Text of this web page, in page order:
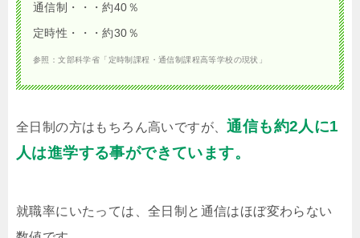
通信制・・・約40％
定時性・・・約30％
参照：文部科学省「定時制課程・通信制課程高等学校の現状」
全日制の方はもちろん高いですが、通信も約2人に1
人は進学する事ができています。
就職率にいたっては、全日制と通信はほぼ変わらない